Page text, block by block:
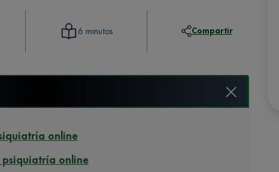
6 minutos Compartir
online
psiquiatría online